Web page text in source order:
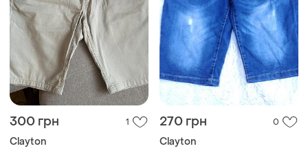
300 грн 1
Clayton
270 грн 0
Clayton